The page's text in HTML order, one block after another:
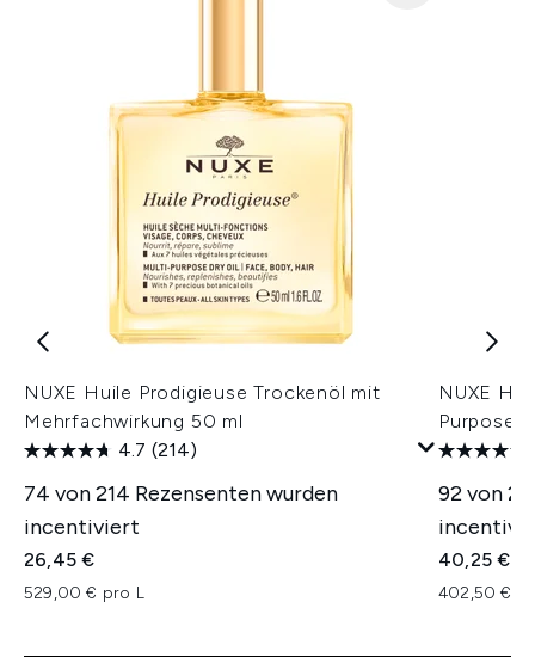
NUXE Huile Prodigieuse Trockenöl mit
Mehrfachwirkung 50 ml
4.7 (214)
74 von 214 Rezensenten wurden
incentiviert
26,45 €
529,00 € pro L
NUXE
Purpose
92 von
40,25 €
402,50 €